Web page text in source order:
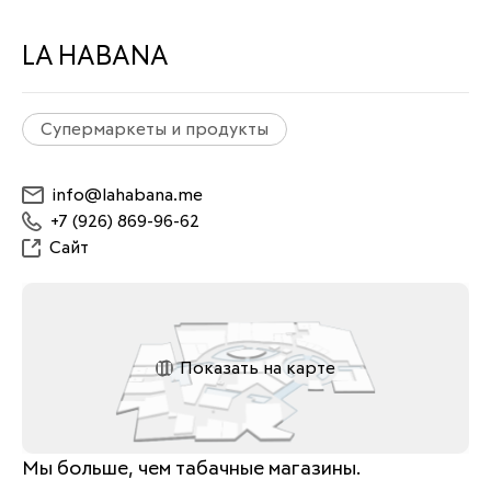
LA HABANA
Супермаркеты и продукты
info@lahabana.me
+7 (926) 869-96-62
Сайт
Показать на карте
Мы больше, чем табачные магазины.